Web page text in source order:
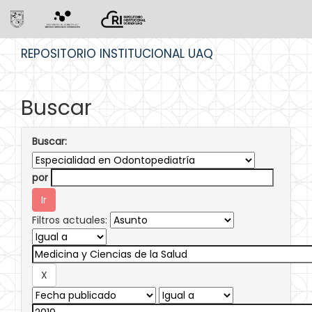
REPOSITORIO INSTITUCIONAL UAQ
Buscar
Buscar:
por
Filtros actuales: